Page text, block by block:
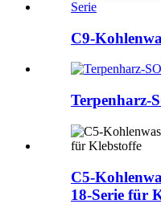
C9-
Terpenharz-
C5-
18-Serie für